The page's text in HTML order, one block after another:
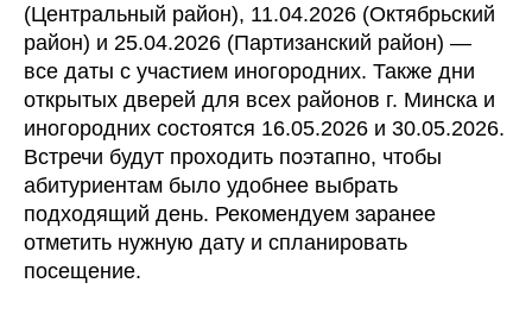
(Центральный район), 11.04.2026 (Октябрьский
район) и 25.04.2026 (Партизанский район) —
все даты с участием иногородних. Также дни
открытых дверей для всех районов г. Минска и
иногородних состоятся 16.05.2026 и 30.05.2026.
Встречи будут проходить поэтапно, чтобы
абитуриентам было удобнее выбрать
подходящий день. Рекомендуем заранее
отметить нужную дату и спланировать
посещение.
ООО "КОД ЗНАНИЙ"
ЦТ История Беларуси
9 История Беларуси Экзамен
9 Русский язык Экзамен
9 Математика Экзамен
Физика
Русский язык
Математика
Курсы 5-10 класс
Карта сайта
ВУЗы